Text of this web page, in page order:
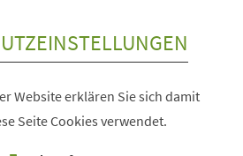
Website erklären Sie sich damit
Seite Cookies verwendet.